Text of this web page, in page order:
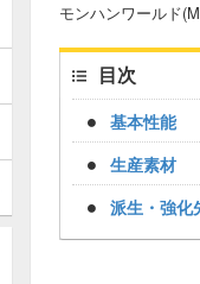
モンハンワールド
目次
基本性能
生産素材
派生・強化